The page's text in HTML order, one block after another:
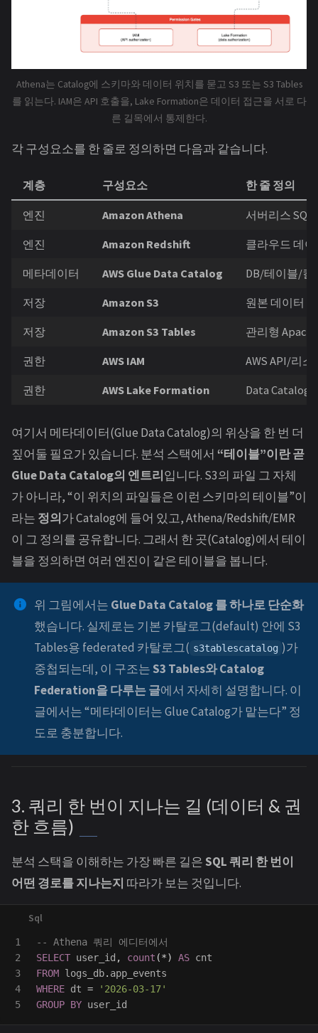
Athena는 Catalog에 스키마와 데이터 위치를 묻고 S3 또는 S3 Tables
를 읽는다. IAM은 API 호출을, Lake Formation은 데이터 접근을 서로 다
른 길목에서 통제한다.
각 구성요소를 한 줄로 정의하면 다음과 같습니다.
계층 구성요소 한 줄 정의
엔진 Amazon Athena 서버리스
엔진 Amazon Redshift 클라우드 데
메타데이터 AWS Glue Data Catalog DB/테이블/컬
저장 Amazon S3 원본 데이터
저장 Amazon S3 Tables 관리형
권한 AWS IAM AWS API/리
권한 AWS Lake Formation Data Catalog
여기서 메타데이터(Glue Data Catalog)의 위상을 한 번 더
짚어둘 필요가 있습니다. 분석 스택에서 “테이블”이란 곧
Glue Data Catalog의 엔트리입니다. S3의 파일 그 자체
가 아니라, “이 위치의 파일들은 이런 스키마의 테이블”이
라는 정의가 Catalog에 들어 있고, Athena/Redshift/EMR
이 그 정의를 공유합니다. 그래서 한 곳(Catalog)에서 테이
블을 정의하면 여러 엔진이 같은 테이블을 봅니다.
위 그림에서는 Glue Data Catalog 를 하나로 단순화
했습니다. 실제로는 기본 카탈로그(default) 안에 S3
Tables용 federated 카탈로그( s3tablescatalog )가
중첩되는데, 이 구조는S3 Tables와 Catalog
Federation을 다루는 글에서 자세히 설명합니다. 이
글에서는 “메타데이터는 Glue Catalog가 맡는다” 정
도로 충분합니다.
3. 쿼리 한 번이 지나는 길 (데이터 & 권
한 흐름)
분석 스택을 이해하는 가장 빠른 길은SQL 쿼리 한 번이
어떤 경로를 지나는지 따라가 보는 것입니다.
1
2
3
4
-- Athena 쿼리 에디터에서
SELECT user_id , count (*) AS cnt
FROM logs_db. app_events
WHERE dt =
'2026-03-17'
GROUP BY user_id